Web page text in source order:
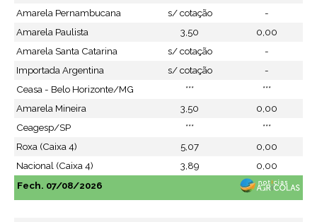
Amarela Pernambucana
s/ cotação
-
Amarela Paulista
3,50
0,00
Amarela Santa Catarina
s/ cotação
-
Importada Argentina
s/ cotação
-
Ceasa - Belo Horizonte/MG
***
***
Amarela Mineira
3,50
0,00
Ceagesp/SP
***
***
Roxa (Caixa 4)
5,07
0,00
Nacional (Caixa 4)
3,89
0,00
Fech. 07/08/2026